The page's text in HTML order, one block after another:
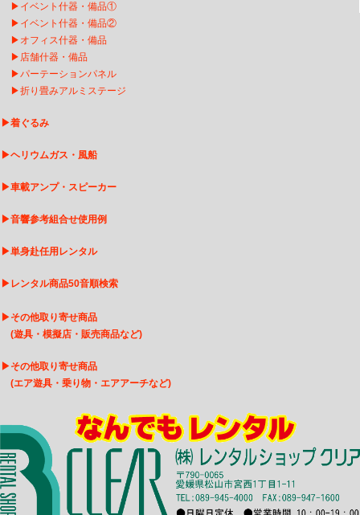
▶ イベント什器・備品①
▶ イベント什器・備品②
▶ オフィス什器・備品
▶ 店舗什器・備品
▶パーテーションパネル
▶折り畳みアルミステージ
▶着ぐるみ
▶ヘリウムガス・風船
▶車載アンプ・スピーカー
▶音響参考組合せ使用例
▶単身赴任用レンタル
▶ レンタル商品50音順検索
▶その他取り寄せ商品
(遊具・模擬店・販売商品など)
▶その他取り寄せ商品
(エア遊具・乗り物・エアアーチなど)